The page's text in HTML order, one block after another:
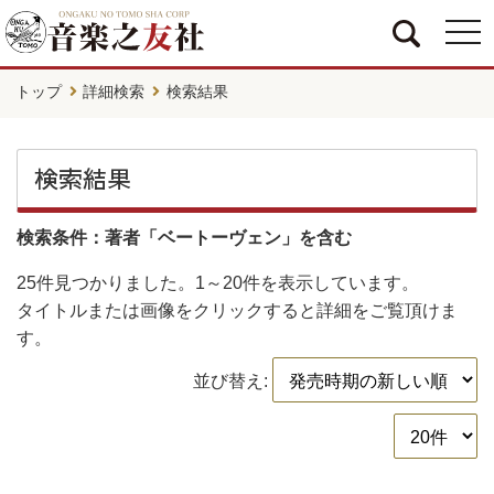
トップ 詳細検索 検索結果
検索結果
検索条件：著者「ベートーヴェン」を含む
25件見つかりました。 1～20件を表示しています。
タイトルまたは画像をクリックすると詳細をご覧頂けま
す。
並び替え: